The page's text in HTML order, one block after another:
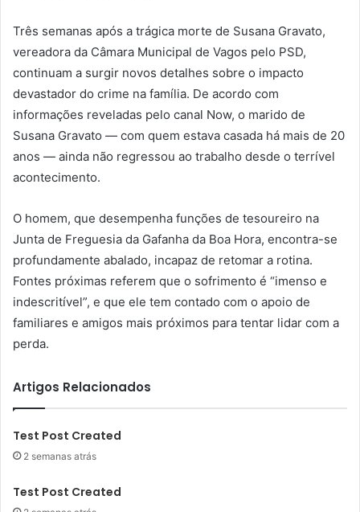
Três semanas após a trágica morte de Susana Gravato,
vereadora da Câmara Municipal de Vagos pelo PSD,
continuam a surgir novos detalhes sobre o impacto
devastador do crime na família. De acordo com
informações reveladas pelo canal Now, o marido de
Susana Gravato — com quem estava casada há mais de 20
anos — ainda não regressou ao trabalho desde o terrível
acontecimento.
O homem, que desempenha funções de tesoureiro na
Junta de Freguesia da Gafanha da Boa Hora, encontra-se
profundamente abalado, incapaz de retomar a rotina.
Fontes próximas referem que o sofrimento é “imenso e
indescritível”, e que ele tem contado com o apoio de
familiares e amigos mais próximos para tentar lidar com a
perda.
Artigos Relacionados
Test Post Created
2 semanas atrás
Test Post Created